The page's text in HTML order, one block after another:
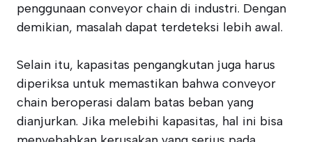
penggunaan conveyor chain di industri. Dengan
demikian, masalah dapat terdeteksi lebih awal.
Selain itu, kapasitas pengangkutan juga harus
diperiksa untuk memastikan bahwa conveyor
chain beroperasi dalam batas beban yang
dianjurkan. Jika melebihi kapasitas, hal ini bisa